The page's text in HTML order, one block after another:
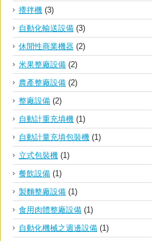
攪拌機 (3)
自動化輸送設備 (3)
休閒性商業機器 (2)
米果整廠設備 (2)
農產整廠設備 (2)
整廠設備 (2)
自動計重充填機 (1)
自動計量充填包裝機 (1)
立式包裝機 (1)
餐飲設備 (1)
製麵整廠設備 (1)
食用肉體整廠設備 (1)
自動化機械之週邊設備 (1)